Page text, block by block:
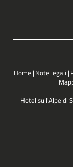
Home | Note legali |
Hotel sull'Alpe di